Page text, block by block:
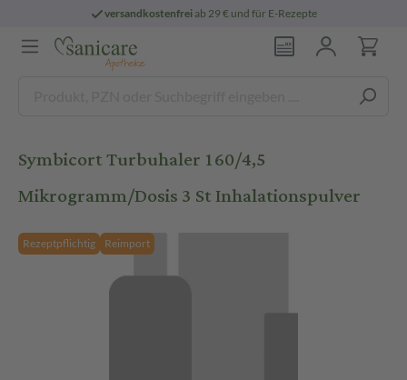
versandkostenfreiab 29 € und für E-Rezepte
Symbicort Turbuhaler 160/4,5
Mikrogramm/Dosis 3 St Inhalationspulver
Rezeptpflichtig Reimport